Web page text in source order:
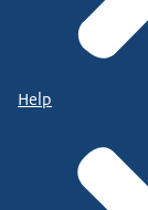
Help